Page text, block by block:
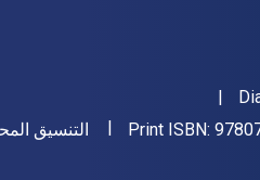
Print ISBN: شكل
التنسيق